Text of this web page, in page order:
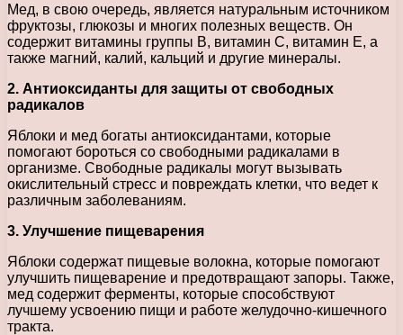
Мед, в свою очередь, является натуральным источником
фруктозы, глюкозы и многих полезных веществ. Он
содержит витамины группы B, витамин C, витамин E, а
также магний, калий, кальций и другие минералы.
2. Антиоксиданты для защиты от свободных
радикалов
Яблоки и мед богаты антиоксидантами, которые
помогают бороться со свободными радикалами в
организме. Свободные радикалы могут вызывать
окислительный стресс и повреждать клетки, что ведет к
различным заболеваниям.
3. Улучшение пищеварения
Яблоки содержат пищевые волокна, которые помогают
улучшить пищеварение и предотвращают запоры. Также,
мед содержит ферменты, которые способствуют
лучшему усвоению пищи и работе желудочно-кишечного
тракта.